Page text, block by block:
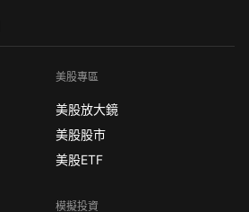
美股專區
美股放大鏡
美股股市
美股ETF
模擬投資